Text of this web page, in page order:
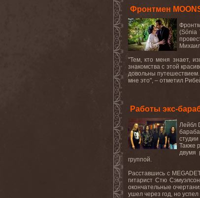
Фронтмен
(Sónia
"Тем, кто меня знает,
знакомства с этой
довольны
мне это", – отметил
Работы экс-
Лейбл
Также
двумя
группой.
Расставшись с
гитарист Стю Сэмуэлсон
окончательные
ушел через год, но